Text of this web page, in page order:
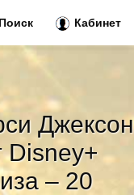
Джексон
Disney+
– 20
Поиск Кабинет